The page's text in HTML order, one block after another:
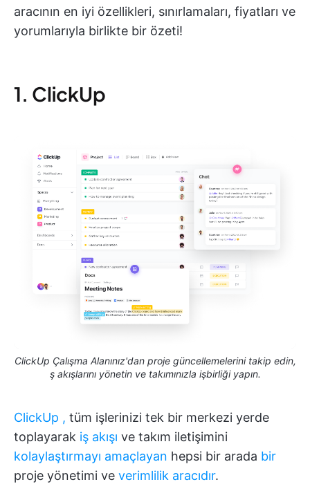
aracının en iyi özellikleri, sınırlamaları, fiyatları ve
yorumlarıyla birlikte bir özeti!
1. ClickUp
ClickUp Çalışma Alanınız'dan proje güncellemelerini takip edin,
ş akışlarını yönetin ve takımınızla işbirliği yapın.
ClickUp , tüm işlerinizi tek bir merkezi yerde
toplayarak iş akışı ve takım iletişimini
kolaylaştırmayı amaçlayan hepsi bir arada bir
proje yönetimi ve verimlilik aracıdır.